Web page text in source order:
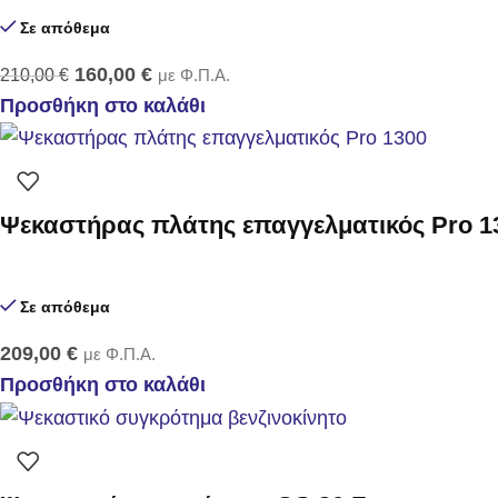
Σε απόθεμα
210,00€ 160,00 € με Φ.Π.Α.
Προσθήκη στο καλάθι
Ψεκαστήρας πλάτης επαγγελματικός Pro
Σε απόθεμα
209,00 € με Φ.Π.Α.
Προσθήκη στο καλάθι